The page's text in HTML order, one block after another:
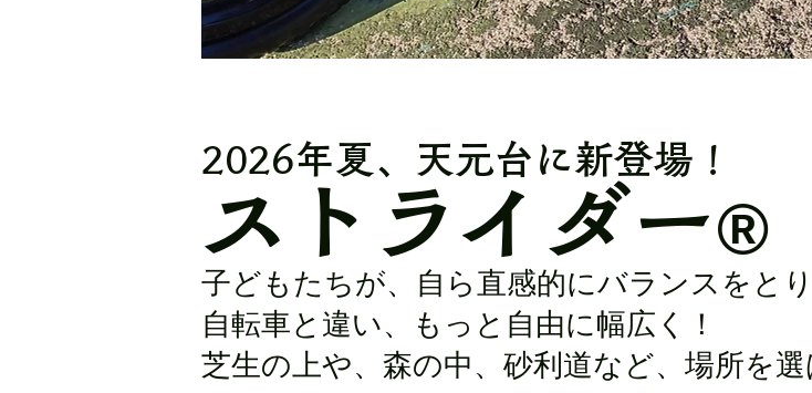
2026年夏、天元台に新登場！
ストライダー®
子どもたちが、自ら直感的にバランスをと
自転車と違い、もっと自由に幅広く！
芝生の上や、森の中、砂利道など、場所を